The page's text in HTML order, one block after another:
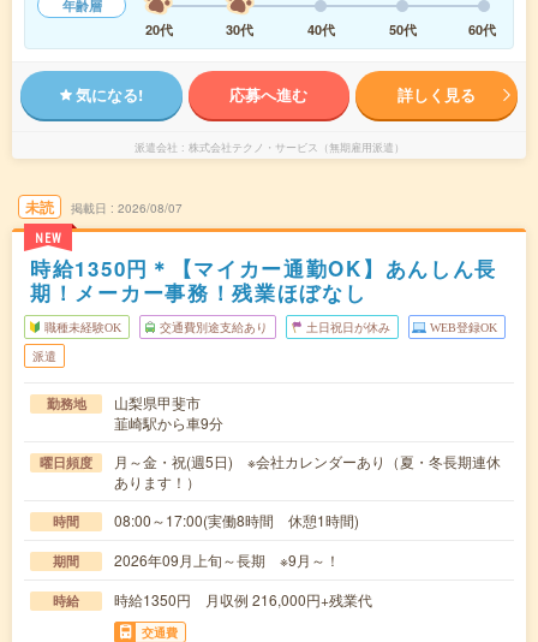
年齢層
20代
30代 40代 50代 60代
気になる! 応募へ進む 詳しく見る
派遣会社 株式会社テクノ・サービス（無期雇用派遣）
未読
NEW
掲載日 2026/08/07
時給1350円＊【マイカー通勤OK】あんしん長
期！メーカー事務！残業ほぼなし
職種未経験OK 交通費別途支給あり 土日祝日が休み WEB登録OK
派遣
勤務地
山梨県甲斐市
韮崎駅から車9分
曜日頻度
月～金・祝(週5日) ※会社カレンダーあり（夏・冬長期連休
あります！）
時間 08:00～17:00(実働8時間 休憩1時間)
期間 2026年09月上旬～長期 ※9月～！
時給 時給1350円 月収例 216,000円+残業代
交通費